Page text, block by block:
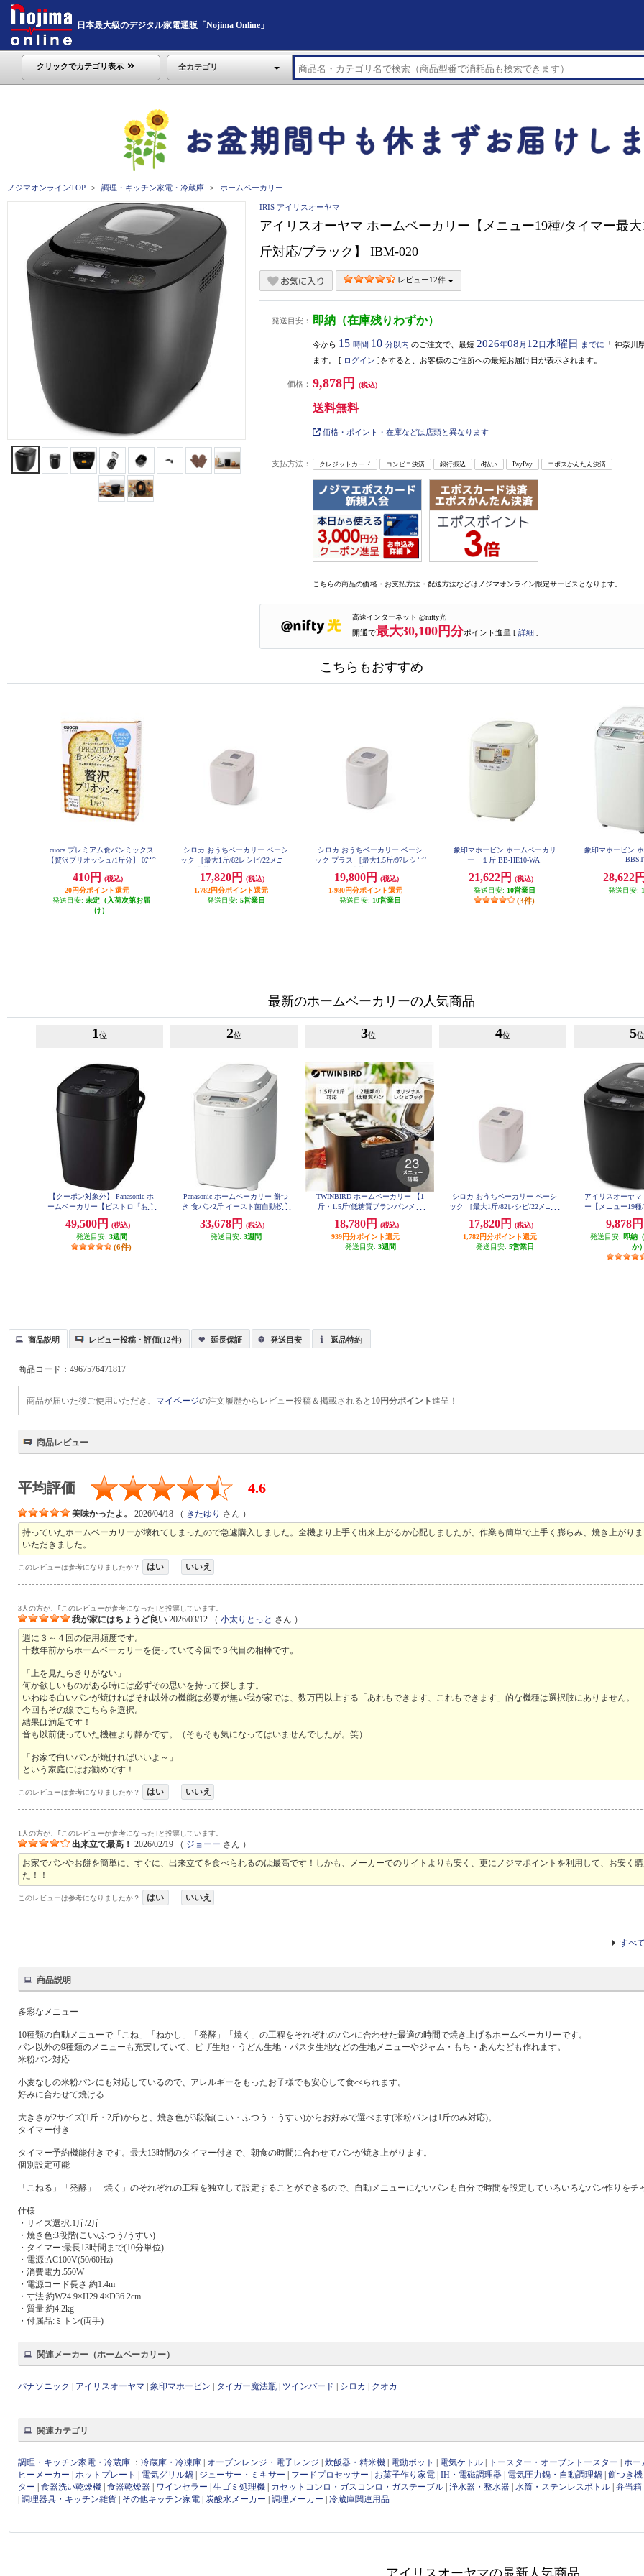
日本最大級のデジタル家電通販「Nojima Online」
クリックでカテゴリ表示 全カテゴリ
ノジマオンラインTOP 調理・キッチン家電・冷蔵庫 ホームベーカリー
IRIS アイリスオーヤマ
アイリスオーヤマ ホームベーカリー【メニュー19種/タイマー最大
斤対応/ブラック】 IBM-020
レビュー12件
発送目安： 即納（在庫残りわずか）
今から 15 時間 10 分以内 のご注文で、最短 2026年08 月 12日 水曜日 までに 「 神奈川
ます。 [ ログイン ]をすると、お客様のご住所への最短お届け日が表示されます。
価格： 9,878円 (税込)
送料無料
価格・ポイント・在庫などは店頭と異なります
支払方法： クレジットカード コンビニ決済 銀行振込 d払い PayPay エポスかんたん決済
こちらの商品の価格・お支払方法・配送方法などはノジマオンライン限定サービスとなります。
高速インターネット @nifty光
開通で最大30,100円分ポイント進呈 [ 詳細 ]
こちらもおすすめ
cuoca プレミアム食パンミックス
【贅沢ブリオッシュ/1斤分】 0213
410円
(税込)
20円分ポイント還元
発送目安: 未定（入荷次第お届
け）
シロカ おうちベーカリー ベーシ
ック ［最大1斤/82レシピ/22メニュ
17,820円
(税込)
1,782円分ポイント還元
発送目安: 5営業日
シロカ おうちベーカリー ベーシ
ック プラス ［最大1.5斤/97レシピ/
271
19,800円
(税込)
1,980円分ポイント還元
発送目安: 10営業日
象印マホービン ホームベーカリ
ー １斤 BB-HE10-WA
21,622円
(税込)
発送目安: 10営業日
(3件)
象印マホービン
28,622円
発送目安:
最新のホームベーカリーの人気商品
1 位
【クーポン対象外】 Panasonic ホ
ームベーカリー【ビストロ「おう
ク】 SD-MDX4-K
49,500円
(税込)
発送目安: 3週間
(6件)
2位
Panasonic ホームベーカリー 餅つ
き 食パン2斤 イースト菌自動投入
ト SD-BMT2000-W
33,678円
(税込)
発送目安: 3週間
3位
TWINBIRD ホームベーカリー 【1
斤・1.5斤/低糖質ブランパンメニ
-EF38B
18,780円
(税込)
939円分ポイント還元
発送目安: 3週間
4位
シロカ おうちベーカリー ベーシ
ック ［最大1斤/82レシピ/22メニュ
17,820円
(税込)
1,782円分ポイント還元
発送目安: 5営業日
5位
アイリスオーヤマ
ー【メニュー19
M-
9,878円
発送目安: 即納
か）
商品説明 レビュー投稿・評価(12件) 延長保証 発送目安 返品特約
商品コード：4967576471817
商品が届いた後ご使用いただき、 マイページの注文履歴からレビュー投稿＆掲載されると 10円分ポイント進呈！
商品レビュー
平均評価 4.6
美味かったよ。 2026/04/18 （ きたゆり さん ）
持っていたホームベーカリーが壊れてしまったので急遽購入しました。全機より上手く出来上がるか心配しましたが、作業も簡単で上手く膨らみ、焼き上がりま
いただきました。
このレビューは参考になりましたか？ はい いいえ
3人の方が、｢このレビューが参考になった｣と投票しています。
我が家にはちょうど良い 2026/03/12 （小太りとっと さん ）
週に３～４回の使用頻度です。
十数年前からホームベーカリーを使っていて今回で３代目の相棒です。
「上を見たらきりがない」
何か欲しいものがある時には必ずその思いを持って探します。
いわゆる白いパンが焼ければそれ以外の機能は必要が無い我が家では、数万円以上する「あれもできます、これもできます」的な機種は選択肢にありません。
今回もその線でこちらを選択。
結果は満足です！
音も以前使っていた機種より静かです。（そもそも気になってはいませんでしたが。笑）
「お家で白いパンが焼ければいいよ～」
という家庭にはお勧めです！
このレビューは参考になりましたか？ はい いいえ
1人の方が、｢このレビューが参考になった｣と投票しています。
出来立て最高！ 2026/02/19 （ ジョーー さん ）
お家でパンやお餅を簡単に、すぐに、出来立てを食べられるのは最高です！しかも、メーカーでのサイトよりも安く、更にノジマポイントを利用して、お安く
た！！
このレビューは参考になりましたか？ はい いいえ
すべ
商品説明
多彩なメニュー
10種類の自動メニューで「こね」「ねかし」「発酵」「焼く」の工程をそれぞれのパンに合わせた最適の時間で焼き上げるホームベーカリーです。
パン以外の9種類のメニューも充実していて、ピザ生地・うどん生地・パスタ生地などの生地メニューやジャム・もち・あんなども作れます。
米粉パン対応
小麦なしの米粉パンにも対応しているので、アレルギーをもったお子様でも安心して食べられます。
好みに合わせて焼ける
大きさが2サイズ(1斤・2斤)からと、焼き色が3段階(こい・ふつう・うすい)からお好みで選べます(米粉パンは1斤のみ対応)。
タイマー付き
タイマー予約機能付きです。最大13時間のタイマー付きで、朝食の時間に合わせてパンが焼き上がります。
個別設定可能
「こねる」「発酵」「焼く」のそれぞれの工程を独立して設定することができるので、自動メニューにないパンも自分で時間を設定していろいろなパン作りをチ
仕様
・サイズ選択:1斤/2斤
・焼き色:3段階(こい/ふつう/うすい)
・タイマー:最長13時間まで(10分単位)
・電源:AC100V(50/60Hz)
・消費電力:550W
・電源コード長さ:約1.4m
・寸法:約W24.9×H29.4×D36.2cm
・質量:約4.2kg
・付属品:ミトン(両手)
関連メーカー（ホームベーカリー）
パナソニック アイリスオーヤマ |象印マホービン タイガー魔法瓶 ツインバード シロカ クオカ
関連カテゴリ
調理・キッチン家電・冷蔵庫 ：冷蔵庫・冷凍庫 オーブンレンジ・電子レンジ |炊飯器・精米機 電動ポット 電気ケトル トースター・オーブントースター |ホー
ヒーメーカー |ホットプレート 電気グリル鍋 ジューサー・ミキサー フードプロセッサー お菓子作り家電 |IH・電磁調理器 電気圧力鍋・自動調理鍋 |餅つき機
ター |食器洗い乾燥機 |食器乾燥器 ワインセラー |生ゴミ処理機 カセットコンロ・ガスコンロ・ガステーブル |浄水器・整水器 |水筒・ステンレスボトル |弁当箱
|調理器具・キッチン雑貨 その他キッチン家電 |炭酸水メーカー |調理メーカー |冷蔵庫関連用品